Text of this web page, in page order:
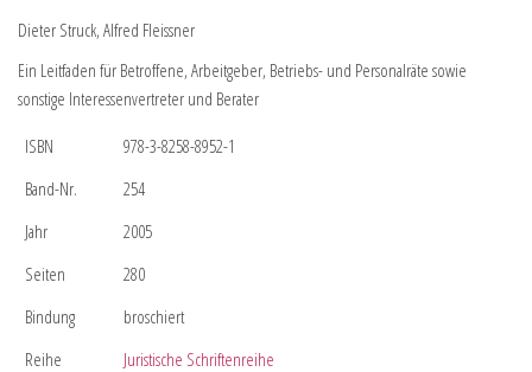
Dieter Struck, Alfred Fleissner
Ein Leitfaden für Betroffene, Arbeitgeber, Betriebs- und Personalräte sowie
sonstige Interessenvertreter und Berater
ISBN
978-3-8258-8952-1
Band-Nr.
254
Jahr
2005
Seiten
280
Bindung
broschiert
Reihe
Juristische Schriftenreihe